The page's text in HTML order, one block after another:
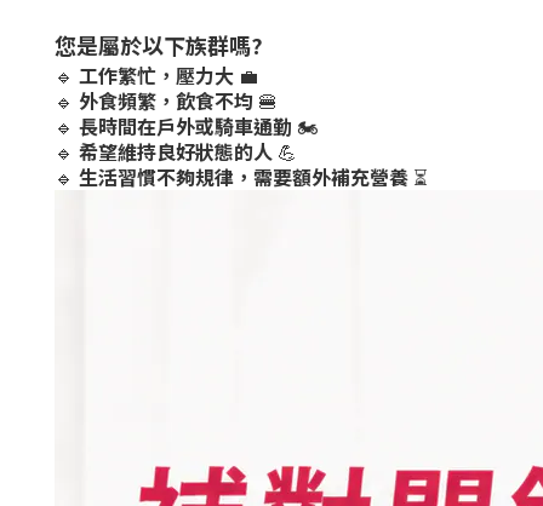
您是屬於以下族群嗎?
🔹 工作繁忙，壓力大 💼
🔹 外食頻繁，飲食不均 🍔
🔹 長時間在戶外或騎車通勤 🏍
🔹 希望維持良好狀態的人 💪
🔹 生活習慣不夠規律，需要額外補充營養 ⏳